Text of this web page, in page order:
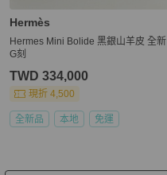
Hermès
Hermes Mini Bolide 黑銀山羊皮 全新
G刻
TWD 334,000
現折 4,500
全新品 本地 免運